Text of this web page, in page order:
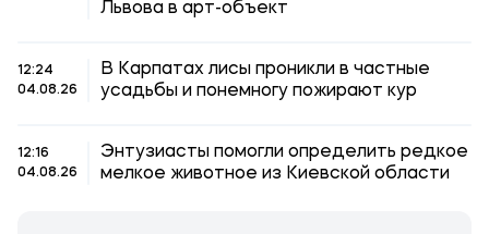
Львова в арт-объект
12:24
04.08.26
В Карпатах лисы проникли в частные
усадьбы и понемногу пожирают кур
12:16
04.08.26
Энтузиасты помогли определить редкое
мелкое животное из Киевской области